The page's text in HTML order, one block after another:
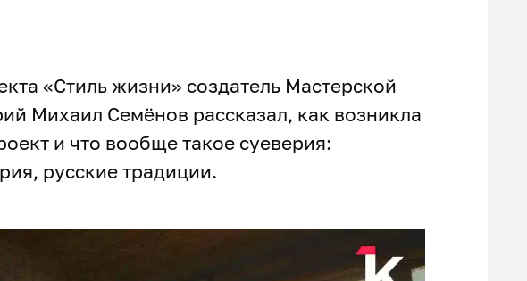
«Стиль жизни» создатель Мастерской
Михаил Семёнов рассказал, как возникла
и что вообще такое суеверия:
русские традиции.